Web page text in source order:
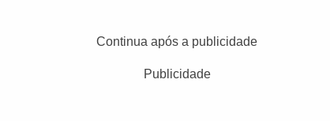
Continua após a publicidade
Publicidade